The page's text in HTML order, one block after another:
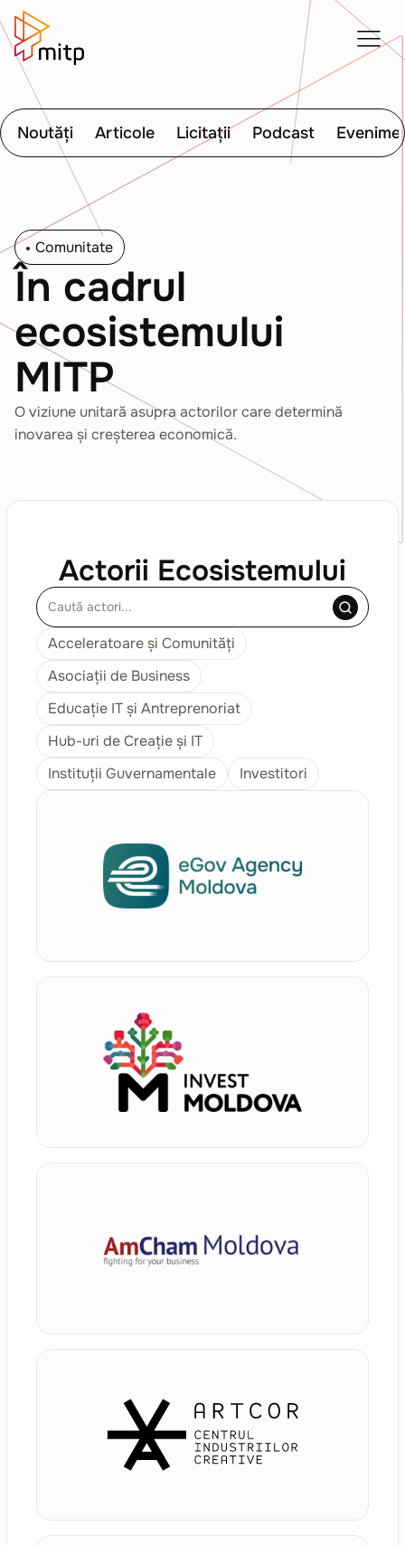
Noutăți Articole Licitații Podcast
Comunitate
În cadrul
ecosistemului
MITP
O viziune unitară asupra actorilor care determină
inovarea și creșterea economică.
Actorii Ecosistemului
Acceleratoare și Comunități
Asociații de Business
Educație IT și Antreprenoriat
Hub-uri de Creație și IT
Instituții Guvernamentale
Investitori